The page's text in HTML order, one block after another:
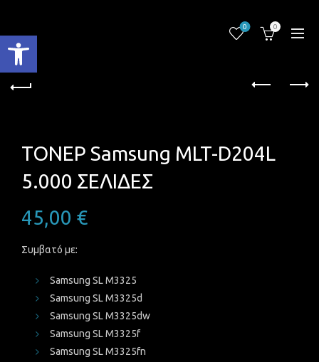
Ανοίξτε τη γραμμή εργαλείων
0 0
ΤΟΝΕΡ Samsung MLT-D204L
5.000 ΣΕΛΙΔΕΣ
45,00 €
Συμβατό με:
Samsung SL M3325
Samsung SL M3325d
Samsung SL M3325dw
Samsung SL M3325f
Samsung SL M3325fn